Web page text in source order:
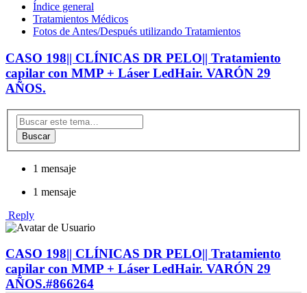
Índice general
Tratamientos Médicos
Fotos de Antes/Después utilizando Tratamientos
CASO 198|| CLÍNICAS DR PELO|| Tratamiento
capilar con MMP + Láser LedHair. VARÓN 29
AÑOS.
Buscar
1 mensaje
1 mensaje
Reply
CASO 198|| CLÍNICAS DR PELO|| Tratamiento
capilar con MMP + Láser LedHair. VARÓN 29
AÑOS.#866264